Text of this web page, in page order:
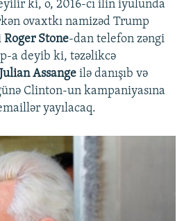
ki, o, 2016-cı ilin iyulunda
ovaxtkı namizəd Trump
Roger Stone-dan telefon zəngi
a deyib ki, təzəlikcə
Julian Assange ilə danışıb və
Clinton-un kampaniyasına
yayılacaq.